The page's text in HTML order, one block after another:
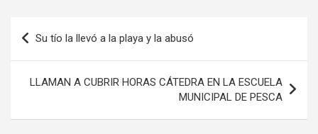
Navegación
de
entradas
Su tío la llevó a la playa y la abusó
LLAMAN A CUBRIR HORAS CÁTEDRA EN LA ESCUELA
MUNICIPAL DE PESCA